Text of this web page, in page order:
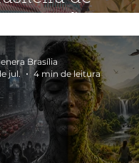
Brasília
jul.
4 min de leitura